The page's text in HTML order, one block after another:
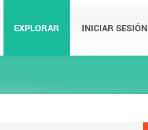
EXPLORAR INICIAR SESIÓN